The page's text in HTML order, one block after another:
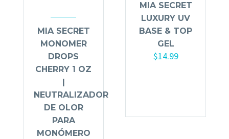
MIA SECRET
MONOMER
DROPS
CHERRY 1 OZ
|
NEUTRALIZADOR
DE OLOR
PARA
MONÓMERO
MIA SECRET
LUXURY UV
BASE & TOP
GEL
$14.99